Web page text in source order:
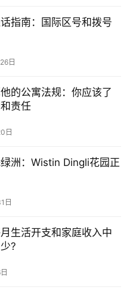
指南：国际区号和拨号
日
的公寓法规：你应该了
责任
日
洲：Wistin Dingli花园正
日
生活开支和家庭收入中
?